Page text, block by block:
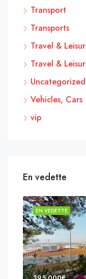
Transport
Transports
Travel &
Travel &
Uncategorized
Vehicles, Cars
vip
En vedette
EN VEDETTE